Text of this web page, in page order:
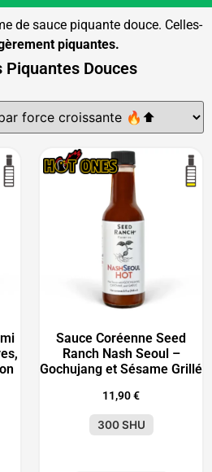
de sauce piquante douce. Celles-
piquantes.
Piquantes Douces
Sauce Coréenne Seed
Ranch Nash Seoul –
Gochujang et Sésame Grillé
11,90€
300 SHU